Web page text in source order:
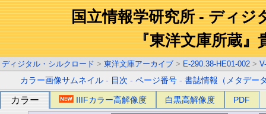
国立情報学研究所 - ディジ
『東洋文庫所蔵』
ディジタル・シルクロード > 東洋文庫アーカイブ > E-290.38-HE01-002 >
カラー画像サムネイル - 目次 -ページ番号 -書誌情報（メタデー
カラー IIIFカラー高解像度 白黒高解像度 PDF